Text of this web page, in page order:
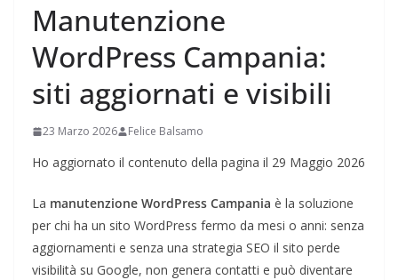
Manutenzione
WordPress Campania:
siti aggiornati e visibili
23 Marzo 2026 Felice Balsamo
Ho aggiornato il contenuto della pagina il 29 Maggio 2026
La manutenzione WordPress Campania è la soluzione
per chi ha un sito WordPress fermo da mesi o anni: senza
aggiornamenti e senza una strategia SEO il sito perde
visibilità su Google, non genera contatti e può diventare